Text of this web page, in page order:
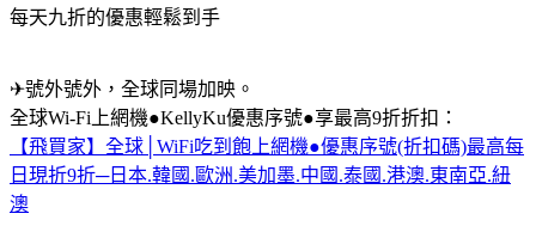
每天九折的優惠輕鬆到手
✈號外號外，全球同場加映。
全球Wi-Fi上網機●KellyKu優惠序號●享最高9折折扣：
【飛買家】全球│WiFi吃到飽上網機●優惠序號(折扣碼)最高每
日現折9折─日本.韓國.歐洲.美加墨.中國.泰國.港澳.東南亞.紐
澳